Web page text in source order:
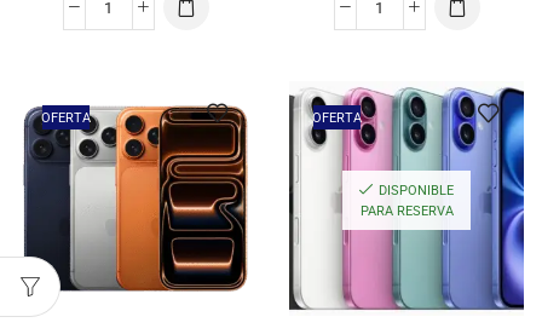
OFERTA OFERTA
DISPONIBLE
PARA RESERVA